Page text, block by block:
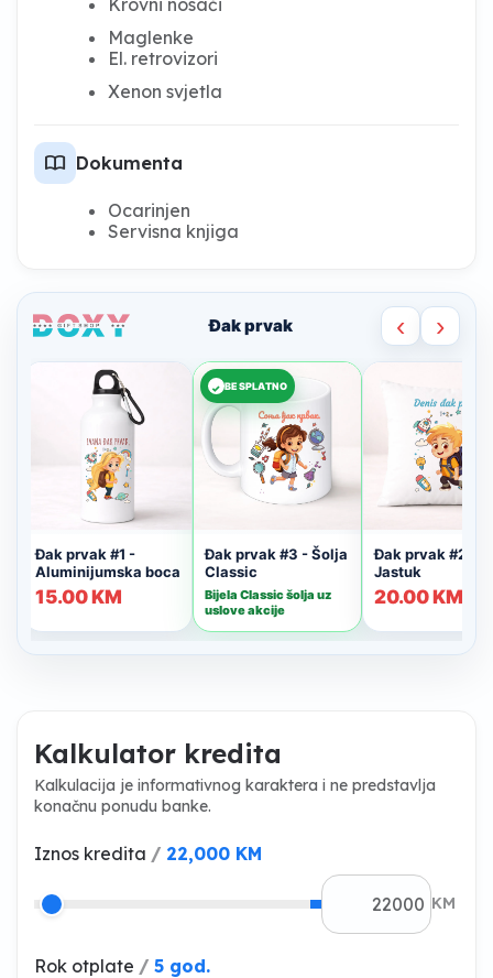
Maglenke
El. retrovizori
Xenon svjetla
import_contacts Dokumenta
Ocarinjen
Servisna knjiga
Kalkulator kredita
Kalkulacija je informativnog karaktera i ne predstavlja
konačnu ponudu banke.
Iznos kredita / 22,000 KM
KM
Rok otplate / 5 god.